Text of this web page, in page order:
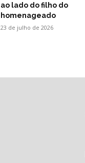
ao lado do filho do
homenageado
23 de julho de 2026